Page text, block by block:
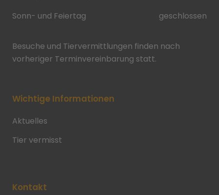
Sonn- und Feiertag
geschlossen
Besuche und Tiervermittlungen finden nach
vorheriger Terminvereinbarung statt.
Wichtige Informationen
Aktuelles
Tier vermisst
Kontakt